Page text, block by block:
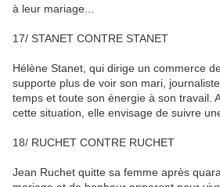
à leur mariage...
17/ STANET CONTRE STANET
Hélène Stanet, qui dirige un commerce
supporte plus de voir son mari,
temps et toute son énergie à son travail.
cette situation, elle envisage de suivre
18/ RUCHET CONTRE RUCHET
Jean Ruchet quitte sa femme après